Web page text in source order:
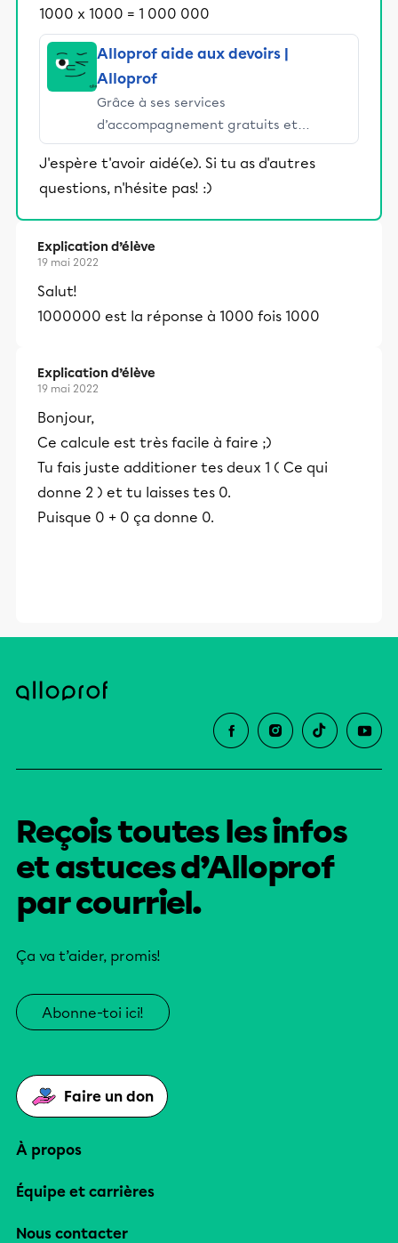
1000 x 1000 = 1 000 000
Alloprof aide aux devoirs |
Alloprof
Grâce à ses services
d’accompagnement gratuits et
stimulants, Alloprof engage les élèves
et leurs parents dans la réussite
éducative.
J'espère t'avoir aidé(e). Si tu as d'autres
questions, n'hésite pas! :)
Explication d’élève
19 mai 2022
Salut!
1000000 est la réponse à 1000 fois 1000
Explication d’élève
19 mai 2022
Bonjour,
Ce calcule est très facile à faire ;)
Tu fais juste additioner tes deux 1 ( Ce qui
donne 2 ) et tu laisses tes 0.
Puisque 0 + 0 ça donne 0.
Reçois toutes les infos
et astuces d’Alloprof
par courriel.
Ça va t’aider, promis!
Abonne-toi ici!
Faire un don
À propos
Équipe et carrières
Nous contacter